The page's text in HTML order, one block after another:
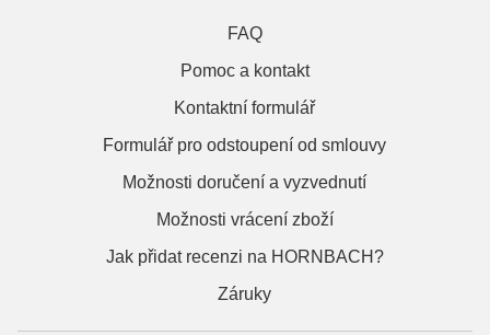
FAQ
Pomoc a kontakt
Kontaktní formulář
Formulář pro odstoupení od smlouvy
Možnosti doručení a vyzvednutí
Možnosti vrácení zboží
Jak přidat recenzi na HORNBACH?
Záruky